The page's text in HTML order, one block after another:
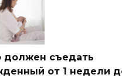
должен съедать
от 1 недели